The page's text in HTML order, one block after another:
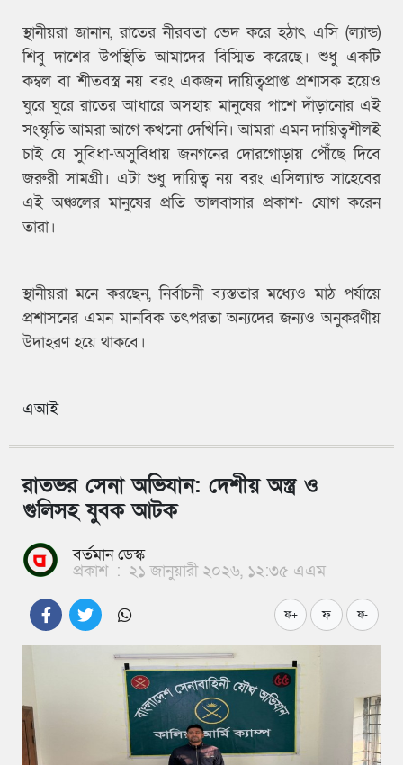
স্থানীয়রা জানান, রাতের নীরবতা ভেদ করে হঠাৎ এসি (ল্যান্ড)
শিবু দাশের উপস্থিতি আমাদের বিস্মিত করেছে। শুধু একটি
কম্বল বা শীতবস্ত্র নয় বরং একজন দায়িত্বপ্রাপ্ত প্রশাসক হয়েও
ঘুরে ঘুরে রাতের আধারে অসহায় মানুষের পাশে দাঁড়ানোর এই
সংস্কৃতি আমরা আগে কখনো দেখিনি। আমরা এমন দায়িত্বশীলই
চাই যে সুবিধা-অসুবিধায় জনগনের দোরগোড়ায় পৌঁছে দিবে
জরুরী সামগ্রী। এটা শুধু দায়িত্ব নয় বরং এসিল্যান্ড সাহেবের
এই অঞ্চলের মানুষের প্রতি ভালবাসার প্রকাশ- যোগ করেন
তারা।
স্থানীয়রা মনে করছেন, নির্বাচনী ব্যস্ততার মধ্যেও মাঠ পর্যায়ে
প্রশাসনের এমন মানবিক তৎপরতা অন্যদের জন্যও অনুকরণীয়
উদাহরণ হয়ে থাকবে।
এআই
রাতভর সেনা অভিযান: দেশীয় অস্ত্র ও
গুলিসহ যুবক আটক
বর্তমান ডেস্ক
প্রকাশ : ২১ জানুয়ারী ২০২৬, ১২:৩৫ এএম
ফ+ ফ ফ-